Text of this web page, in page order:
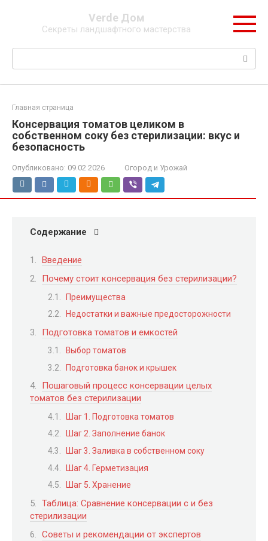
Verde Дом
Секреты ландшафтного мастерства
Поиск:
Главная страница
Консервация томатов целиком в
собственном соку без стерилизации: вкус и
безопасность
Опубликовано: 09.02.2026 Огород и Урожай
Содержание
Введение
Почему стоит консервация без стерилизации?
Преимущества
Недостатки и важные предосторожности
Подготовка томатов и емкостей
Выбор томатов
Подготовка банок и крышек
Пошаговый процесс консервации целых
томатов без стерилизации
Шаг 1. Подготовка томатов
Шаг 2. Заполнение банок
Шаг 3. Заливка в собственном соку
Шаг 4. Герметизация
Шаг 5. Хранение
Таблица: Сравнение консервации с и без
стерилизации
Советы и рекомендации от экспертов